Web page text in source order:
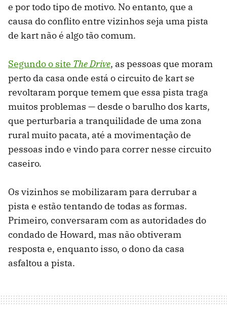
e por todo tipo de motivo. No entanto, que a
causa do conflito entre vizinhos seja uma pista
de kart não é algo tão comum.
Segundo o site The Drive, as pessoas que moram
perto da casa onde está o circuito de kart se
revoltaram porque temem que essa pista traga
muitos problemas — desde o barulho dos karts,
que perturbaria a tranquilidade de uma zona
rural muito pacata, até a movimentação de
pessoas indo e vindo para correr nesse circuito
caseiro.
Os vizinhos se mobilizaram para derrubar a
pista e estão tentando de todas as formas.
Primeiro, conversaram com as autoridades do
condado de Howard, mas não obtiveram
resposta e, enquanto isso, o dono da casa
asfaltou a pista.